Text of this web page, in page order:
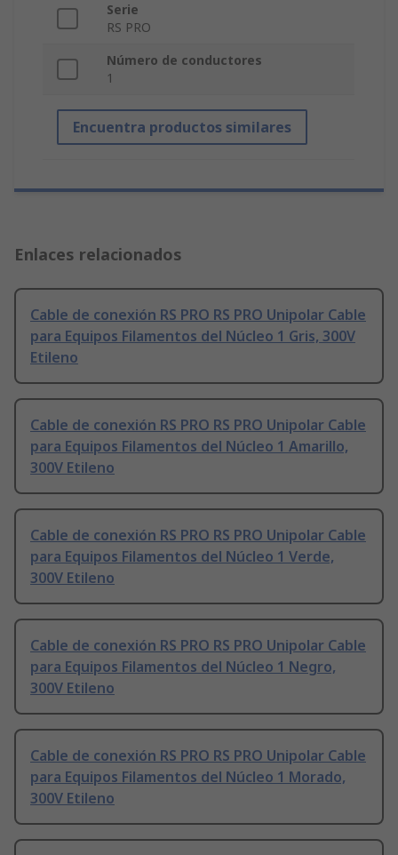
Serie
RS PRO
Número de conductores
1
Encuentra productos similares
Enlaces relacionados
Cable de conexión RS PRO RS PRO Unipolar Cable
para Equipos Filamentos del Núcleo 1 Gris, 300V
Etileno
Cable de conexión RS PRO RS PRO Unipolar Cable
para Equipos Filamentos del Núcleo 1 Amarillo,
300V Etileno
Cable de conexión RS PRO RS PRO Unipolar Cable
para Equipos Filamentos del Núcleo 1 Verde,
300V Etileno
Cable de conexión RS PRO RS PRO Unipolar Cable
para Equipos Filamentos del Núcleo 1 Negro,
300V Etileno
Cable de conexión RS PRO RS PRO Unipolar Cable
para Equipos Filamentos del Núcleo 1 Morado,
300V Etileno